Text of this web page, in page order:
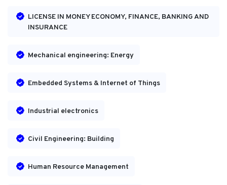
LICENSE IN MONEY ECONOMY, FINANCE, BANKING AND
INSURANCE
Mechanical engineering: Energy
Embedded Systems & Internet of Things
Industrial electronics
Civil Engineering: Building
Human Resource Management